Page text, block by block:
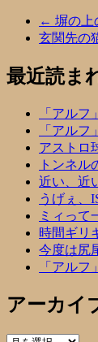
← 塀の上
玄関先の
最近読ま
「アル
「アル
アストロ
トンネル
近い、近
うげぇ、
ミィって
時間ギリ
今度は尻
「アル
アーカイ